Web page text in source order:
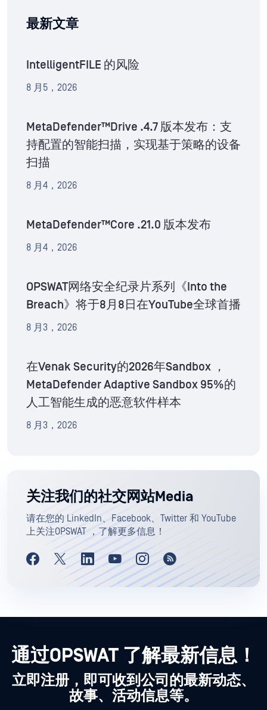
最新文章
IntelligentFILE 的风险
8 月5，2026
MetaDefender™Drive .4.7 版本发布：支
持配置的智能扫描，实现基于策略的设备
扫描
8 月4，2026
MetaDefender™Core .21.0 版本发布
8 月4，2026
OPSWAT网络安全纪录片系列《Into the
Breach》将于8月8日在YouTube全球首播
8 月3，2026
在Venak Security的2026年Sandbox ，
MetaDefender Adaptive Sandbox 95%的
人工智能生成的恶意软件样本
8 月3，2026
关注我们的社交网站Media
请在您的 LinkedIn、Facebook、Twitter 和 YouTube
上关注OPSWAT ，了解更多信息！
通过OPSWAT 了解最新信息！
立即注册，即可收到公司的最新动态、
故事、活动信息等。